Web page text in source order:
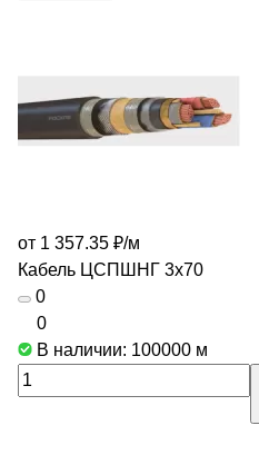
от 1 357.35 ₽/м
Кабель ЦСПШНГ 3х70
0
0
В наличии: 100000 м